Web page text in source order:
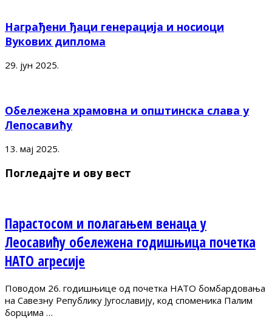
Награђени ђаци генерација и носиоци
Вукових диплома
29. јун 2025.
Обележена храмовна и општинска слава у
Лепосавићу
13. мај 2025.
Погледајте и ову вест
Парастосом и полагањем венаца у
Леосавићу обележена годишњица почетка
НАТО агресије
Поводом 26. годишњице од почетка НАТО бомбардовања
на Савезну Републику Југославију, код споменика Палим
борцима …